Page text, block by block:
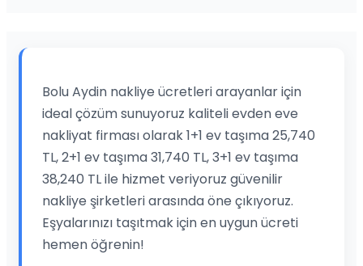
Bolu Aydin nakliye ücretleri arayanlar için
ideal çözüm sunuyoruz kaliteli evden eve
nakliyat firması olarak 1+1 ev taşıma 25,740
TL, 2+1 ev taşıma 31,740 TL, 3+1 ev taşıma
38,240 TL ile hizmet veriyoruz güvenilir
nakliye şirketleri arasında öne çıkıyoruz.
Eşyalarınızı taşıtmak için en uygun ücreti
hemen öğrenin!